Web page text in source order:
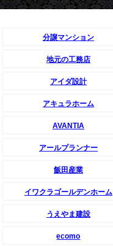
分譲マンション
地元の工務店
アイダ設計
アキュラホーム
AVANTIA
アールプランナー
飯田産業
イワクラゴールデンホーム
うえやま建設
ecomo